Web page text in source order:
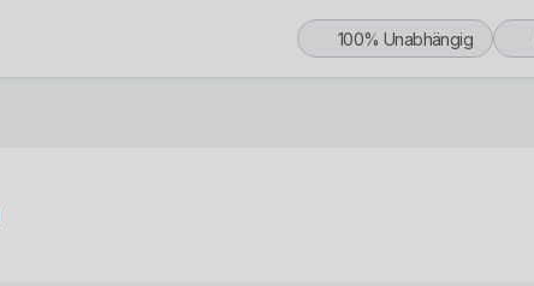
100% Unabhängig